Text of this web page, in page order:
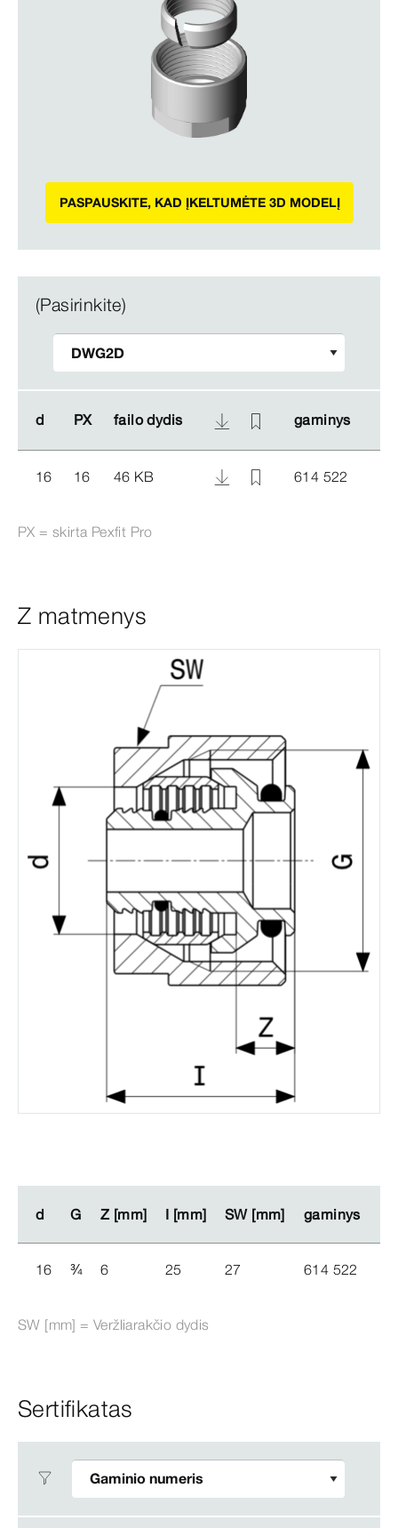
PASPAUSKITE, KAD ĮKELTUMĖTE 3D MODELĮ
(Pasirinkite)
d PX failo dydis gaminys
d PX failo dydis gaminys
16 16 46 KB 614 522
PX = skirta Pexfit Pro
Z matmenys
d G Z [mm] I [mm] SW [mm] gaminys
d G Z [mm] I [mm] SW [mm] gaminys
16 ¾ 6 25 27 614 522
SW [mm] = Veržliarakčio dydis
Sertifikatas